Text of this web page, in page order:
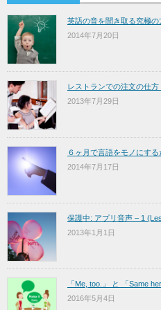
英語の音を聞き取る究極の
2014年7月20日
レストランでの注文の仕
2013年7月29日
６ヶ月で言語をモノにす
2014年7月17日
保護中: アプリ音声 – 1
2013年1月1日
「Me, too.」 と 「Same
2016年5月4日